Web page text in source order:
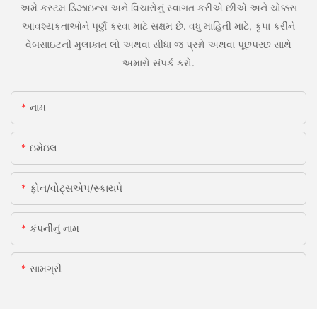
અમે કસ્ટમ ડિઝાઇન્સ અને વિચારોનું સ્વાગત કરીએ છીએ અને ચોક્કસ
આવશ્યકતાઓને પૂર્ણ કરવા માટે સક્ષમ છે. વધુ માહિતી માટે, કૃપા કરીને
વેબસાઇટની મુલાકાત લો અથવા સીધા જ પ્રશ્નો અથવા પૂછપરછ સાથે
અમારો સંપર્ક કરો.
નામ
ઇમેઇલ
ફોન/વોટ્સએપ/સ્કાયપે
કંપનીનું નામ
સામગ્રી